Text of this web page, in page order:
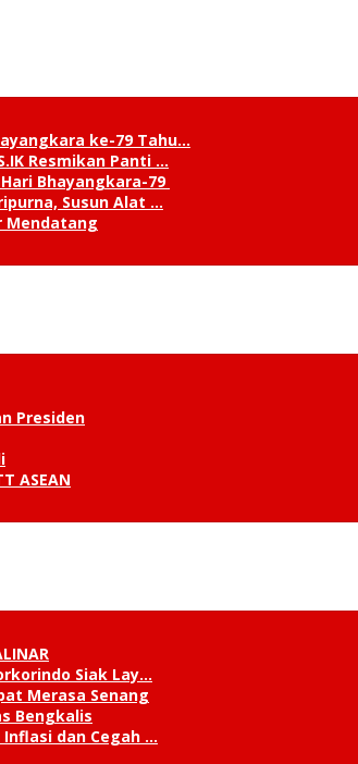
ke-79 Tahu…
Resmikan Panti …
Bhayangkara-79
Susun Alat …
Mendatang
Presiden
ASEAN
Siak Lay…
Merasa Senang
Bengkalis
dan Cegah …